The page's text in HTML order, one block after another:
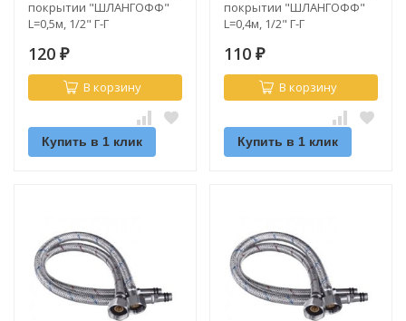
покрытии "ШЛАНГОФФ"
L=0,5м, 1/2" Г-Г
120 ₽
В корзину
Купить в 1 клик
покрытии "ШЛАНГОФФ"
L=0,4м, 1/2" Г-Г
110 ₽
В корзину
Купить в 1 клик